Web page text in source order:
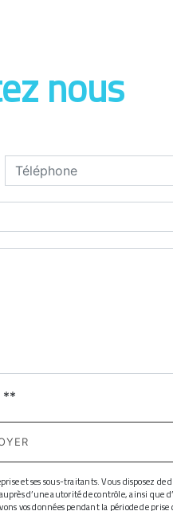
nous
**
et ses sous-traitants. Vous disposez
d’une autorité de contrôle, ainsi que
vos données pendant la période de